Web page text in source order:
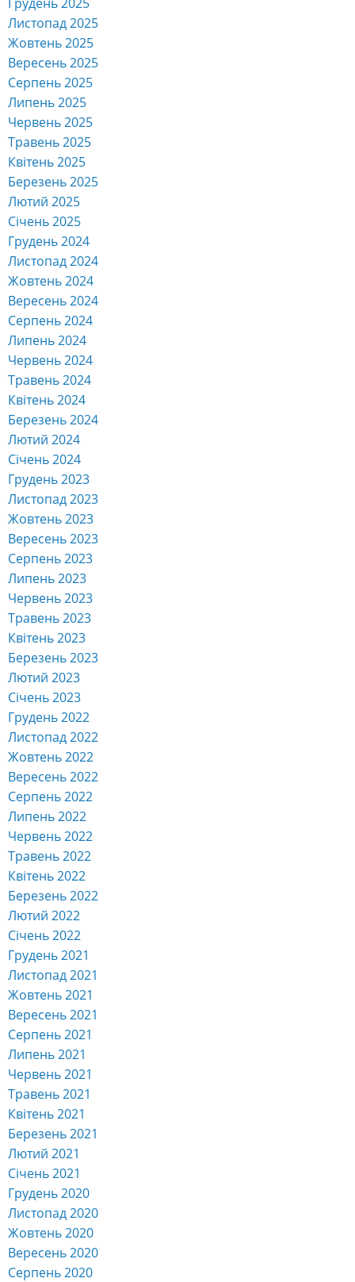
Листопад 2025
Жовтень 2025
Вересень 2025
Серпень 2025
Липень 2025
Червень 2025
Травень 2025
Квітень 2025
Березень 2025
Лютий 2025
Січень 2025
Грудень 2024
Листопад 2024
Жовтень 2024
Вересень 2024
Серпень 2024
Липень 2024
Червень 2024
Травень 2024
Квітень 2024
Березень 2024
Лютий 2024
Січень 2024
Грудень 2023
Листопад 2023
Жовтень 2023
Вересень 2023
Серпень 2023
Липень 2023
Червень 2023
Травень 2023
Квітень 2023
Березень 2023
Лютий 2023
Січень 2023
Грудень 2022
Листопад 2022
Жовтень 2022
Вересень 2022
Серпень 2022
Липень 2022
Червень 2022
Травень 2022
Квітень 2022
Березень 2022
Лютий 2022
Січень 2022
Грудень 2021
Листопад 2021
Жовтень 2021
Вересень 2021
Серпень 2021
Липень 2021
Червень 2021
Травень 2021
Квітень 2021
Березень 2021
Лютий 2021
Січень 2021
Грудень 2020
Листопад 2020
Жовтень 2020
Вересень 2020
Серпень 2020